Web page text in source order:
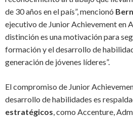
de 30 años en el país”,mencionó
ejecutivo de Junior Achievement en
distinción es una motivación para
formación y el desarrollo de
generación de jóvenes líderes”.
El compromiso de Junior
desarrollo de habilidades es
estratégicos, como Accenture,